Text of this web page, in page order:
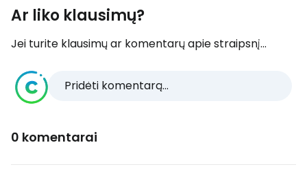
Ar liko klausimų?
Jei turite klausimų ar komentarų apie straipsnį...
Pridėti komentarą...
0 komentarai